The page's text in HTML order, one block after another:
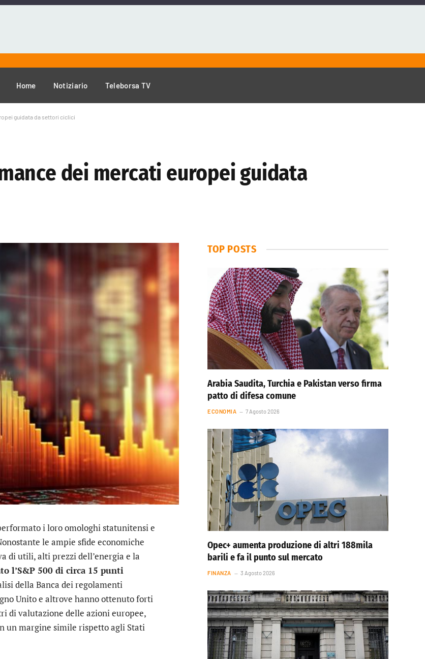
Home Notiziario Teleborsa TV
guidata da settori ciclici
dei mercati europei guidata
i loro omologhi statunitensi e
le ampie sfide economiche
di utili, alti prezzi dell’energia e la
l’S&P 500 di circa 15 punti
della Banca dei regolamenti
Unito e altrove hanno ottenuto forti
di valutazione delle azioni europee,
un margine simile rispetto agli Stati
TOP POSTS
Arabia Saudita, Turchia e Pakistan verso firma
patto di difesa comune
ECONOMIA 7 Agosto 2026
Opec+ aumenta produzione di altri 188mila
barili e fa il punto sul mercato
FINANZA 3 Agosto 2026